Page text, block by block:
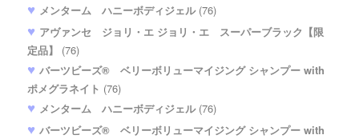
メンターム ハニーボディジェル(76)
アヴァンセ ジョリ・エ ジョリ・エ スーパーブラック【限
定品】
(76)
バーツビーズ® ベリーボリューマイジング シャンプー with
ポメグラネイト (76)
メンターム ハニーボディジェル(76)
バーツビーズ® ベリーボリューマイジング シャンプー with